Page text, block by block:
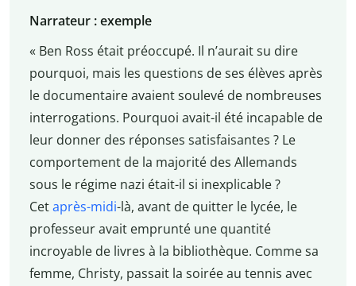
Narrateur : exemple
« Ben Ross était préoccupé. Il n’aurait su dire
pourquoi, mais les questions de ses élèves après
le documentaire avaient soulevé de nombreuses
interrogations. Pourquoi avait-il été incapable de
leur donner des réponses satisfaisantes ? Le
comportement de la majorité des Allemands
sous le régime nazi était-il si inexplicable ?
Cetaprès-midi-là, avant de quitter le lycée, le
professeur avait emprunté une quantité
incroyable de livres à la bibliothèque. Comme sa
femme, Christy, passait la soirée au tennis avec